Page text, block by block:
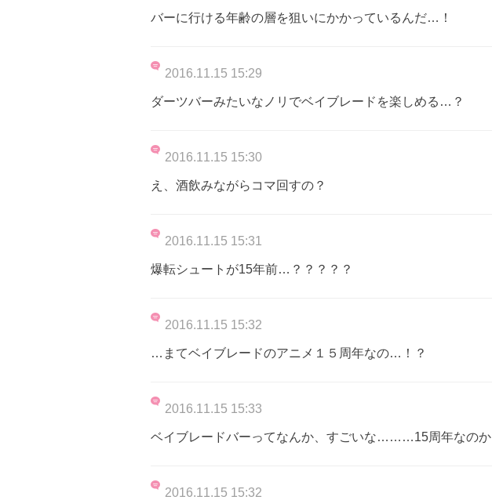
バーに行ける年齢の層を狙いにかかっているんだ…！
2016.11.15 15:29
ダーツバーみたいなノリでベイブレードを楽しめる…？
2016.11.15 15:30
え、酒飲みながらコマ回すの？
2016.11.15 15:31
爆転シュートが15年前…？？？？？
2016.11.15 15:32
…まてベイブレードのアニメ１５周年なの…！？
2016.11.15 15:33
ベイブレードバーってなんか、すごいな………15周年なのか
2016.11.15 15:32